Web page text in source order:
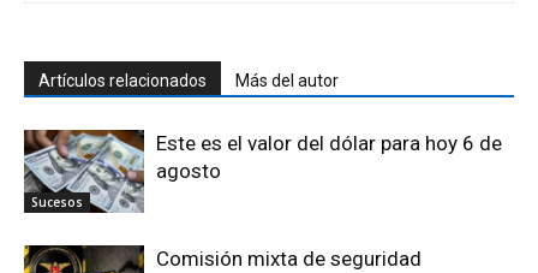
Artículos relacionados Más del autor
Sucesos
Este es el valor del dólar para hoy 6 de
agosto
Comisión mixta de seguridad